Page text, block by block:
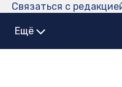
Связаться с
Ещё